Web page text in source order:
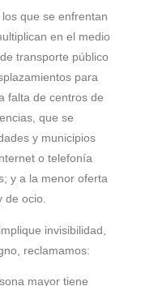
que se enfrentan
en el medio
transporte público
para
falta de centros de
que se
y municipios
o telefonía
y a la menor oferta
de ocio.
invisibilidad,
reclamamos:
mayor tiene